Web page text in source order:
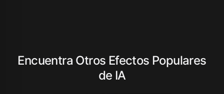
Encuentra Otros Efectos Populares
de IA